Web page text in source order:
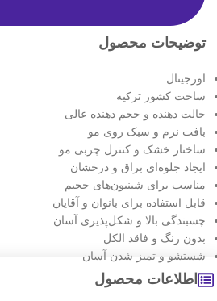
توضیحات محصول
اورجینال
ساخت کشور ترکیه
حالت دهنده و حجم دهنده عالی
بافت نرم و سبک روی مو
ساختار خشک و کنترل چربی مو
ایجاد جلوه‌ای براق و درخشان
مناسب برای شینیون‌های حجیم
قابل استفاده برای بانوان و آقایان
چسبندگی بالا و شکل‌پذیری آسان
بدون رنگ و فاقد الکل
شستشو و تمیز شدن آسان
اطلاعات محصول